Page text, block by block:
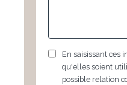
RGPD *
En saisissant ces
qu'elles soient
possible relation